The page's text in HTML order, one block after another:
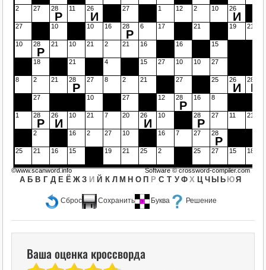
Сброс Сохранить Буква Решение
2 27 28
Р
11 26
И
27 1 12 2 10 26
И
27 10 10 16 28
Р
6 17 21 19 21
10 28
Р
21 10 21 2 21 16 16 15
18 21 4 15 27 10 10 27
8 2 21 28
Р
27 8 2 21 27 25 26
И
28
Р
27 10 27 12 28
Р
16 8
1 28
Р
26
И
10 21 7 20 26
И
10 28
Р
27 11 21
2 16 2 27 10 16 7 27 28
Р
25 21 16 15 19 21 25 2 25 27 15 18
А Б В Г Д Е Ё Ж З И Й К Л М Н О П Р С Т У Ф Х Ц Ч Ы Ь ЮЯ
©www.scanword.info Software ©crossword-compiler.com
Ваша оценка кроссворда